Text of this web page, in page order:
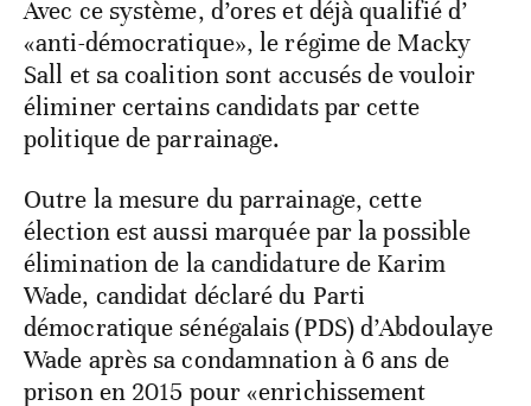
Avec ce système, d’ores et déjà qualifié d’
«anti-démocratique», le régime de Macky
Sall et sa coalition sont accusés de vouloir
éliminer certains candidats par cette
politique de parrainage.
Outre la mesure du parrainage, cette
élection est aussi marquée par la possible
élimination de la candidature de Karim
Wade, candidat déclaré du Parti
démocratique sénégalais (PDS) d’Abdoulaye
Wade après sa condamnation à 6 ans de
prison en 2015 pour «enrichissement